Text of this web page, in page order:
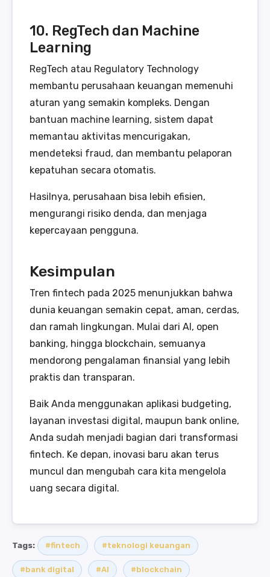
10. RegTech dan Machine
Learning
RegTech atau Regulatory Technology
membantu perusahaan keuangan memenuhi
aturan yang semakin kompleks. Dengan
bantuan machine learning, sistem dapat
memantau aktivitas mencurigakan,
mendeteksi fraud, dan membantu pelaporan
kepatuhan secara otomatis.
Hasilnya, perusahaan bisa lebih efisien,
mengurangi risiko denda, dan menjaga
kepercayaan pengguna.
Kesimpulan
Tren fintech pada 2025 menunjukkan bahwa
dunia keuangan semakin cepat, aman, cerdas,
dan ramah lingkungan. Mulai dari AI, open
banking, hingga blockchain, semuanya
mendorong pengalaman finansial yang lebih
praktis dan transparan.
Baik Anda menggunakan aplikasi budgeting,
layanan investasi digital, maupun bank online,
Anda sudah menjadi bagian dari transformasi
fintech. Ke depan, inovasi baru akan terus
muncul dan mengubah cara kita mengelola
uang secara digital.
Tags: #fintech #teknologi keuangan
#bank digital #AI #blockchain